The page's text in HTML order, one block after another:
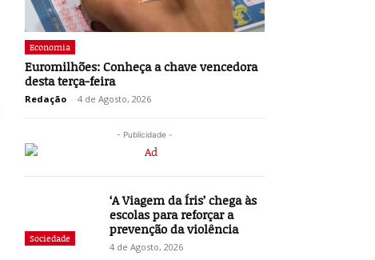
Economia
Euromilhões: Conheça a chave vencedora
desta terça-feira
Redação - 4 de Agosto, 2026
- Publicidade -
Sociedade
‘A Viagem da Íris’ chega às
escolas para reforçar a
prevenção da violência
4 de Agosto, 2026